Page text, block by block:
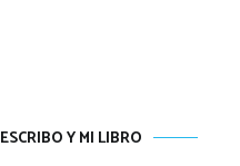
Y MI LIBRO